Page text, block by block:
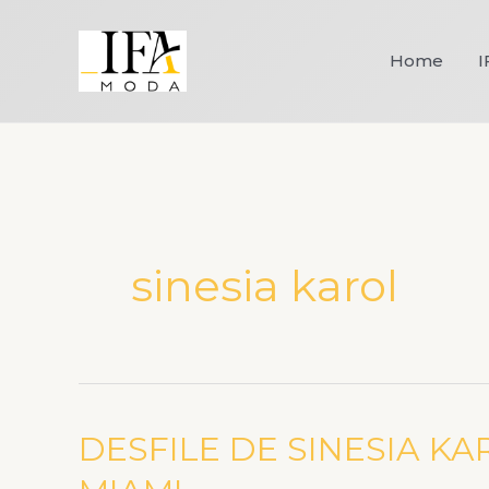
Home
sinesia karol
DESFILE DE SINESIA
DESFILE